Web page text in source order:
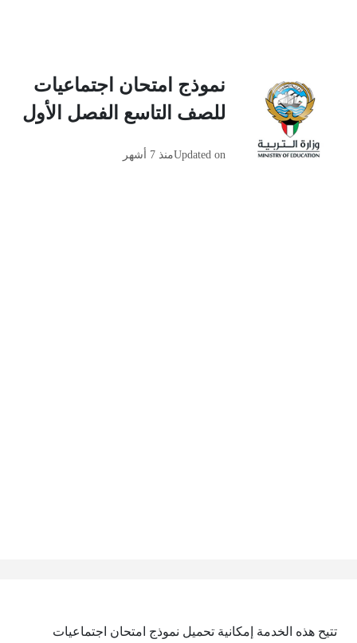
نموذج امتحان اجتماعيات
للصف التاسع الفصل الأول
Updated onمنذ 7 أشهر
تتيح هذه الخدمة إمكانية تحميل نموذج امتحان اجتماعيات